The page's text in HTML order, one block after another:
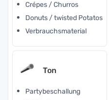
Crépes / Churros
Donuts / twisted Potatos
Verbrauchsmaterial
Ton
Partybeschallung